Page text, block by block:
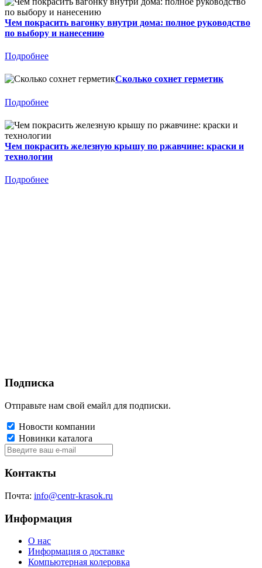
Чем покрасить вагонку внутри дома: полное руководство
по выбору и нанесению
Подробнее
Сколько сохнет герметик
Подробнее
Чем покрасить железную крышу по ржавчине: краски и
технологии
Подробнее
Подписка
Отправьте нам свой емайл для подписки.
Новости компании
Новинки каталога
Контакты
Почта: info@centr-krasok.ru
Информация
О нас
Информация о доставке
Компьютерная колеровка